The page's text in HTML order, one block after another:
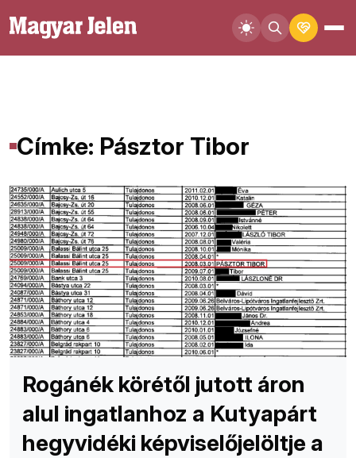
Címke: Pásztor Tibor
Rogánék körétől jutott áron
alul ingatlanhoz a Kutyapárt
hegyvidéki képviselőjelöltje a